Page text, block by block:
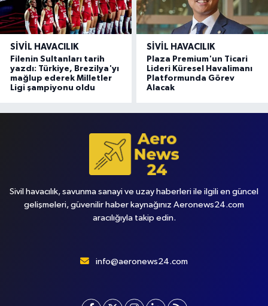
SIVIL HAVACILIK
Filenin Sultanları tarih
yazdı: Türkiye, Brezilya'yı
mağlup ederek Milletler
Ligi şampiyonu oldu
SIVIL HAVACILIK
Plaza Premium'un Ticari
Lideri Küresel Havalimanı
Platformunda Görev
Alacak
Sivil havacılık, savunma sanayi ve uzay haberleri ile ilgili en güncel
gelişmeleri, güvenilir haber kaynağınız Aeronews24.com
aracılığıyla takip edin.
info@aeronews24.com